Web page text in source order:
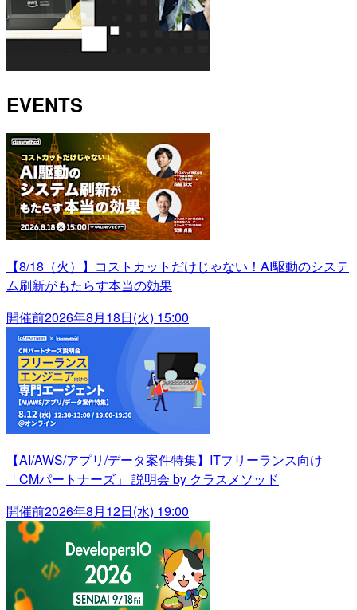
EVENTS
【8/18（火）】コストカットだけじゃない！AI駆動のシステ
ム刷新がもたらす本当の効果
開催前2026年8月18日(火) 15:00
【AI/AWS/アプリ/データ案件特集】ITフリーランス向け
「CMパートナーズ」 説明会 by クラスメソッド
開催前2026年8月12日(水) 19:00